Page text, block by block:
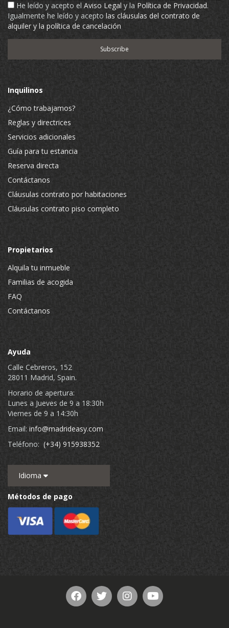
He leído y acepto el Aviso Legal y la Política de Privacidad.
Igualmente he leído y acepto las cláusulas del contrato de
alquiler y la política de cancelación
Inquilinos
¿Cómo trabajamos?
Reglas y directrices
Servicios adicionales
Guía para tu estancia
Reserva directa
Contáctanos
Cláusulas contrato por habitaciones
Cláusulas contrato piso completo
Propietarios
Alquila tu inmueble
Familias de acogida
FAQ
Contáctanos
Ayuda
Calle Cebreros, 152
28011 Madrid, Spain.
Horario de apertura:
Lunes a Jueves de 9 a 18:30h
Viernes de 9 a 14:30h
Email: info@madrideasy.com
Teléfono: (+34) 915938352
Idioma
Métodos de pago